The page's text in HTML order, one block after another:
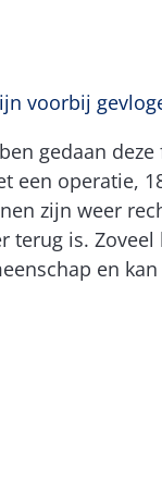
voorbij
gedaan
een operatie,
zijn weer
is.
en